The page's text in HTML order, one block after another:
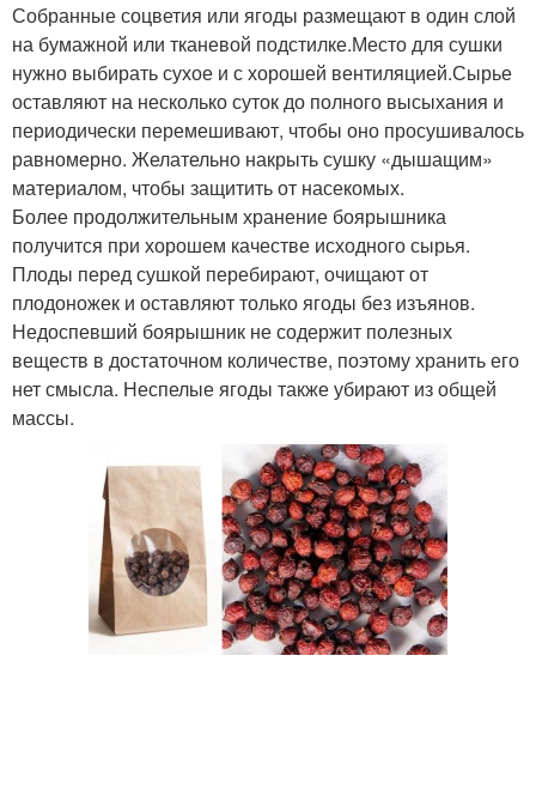
Собранные соцветия или ягоды размещают в один слой
на бумажной или тканевой подстилке.Место для сушки
нужно выбирать сухое и с хорошей вентиляцией.Сырье
оставляют на несколько суток до полного высыхания и
периодически перемешивают, чтобы оно просушивалось
равномерно. Желательно накрыть сушку «дышащим»
материалом, чтобы защитить от насекомых.
Более продолжительным хранение боярышника
получится при хорошем качестве исходного сырья.
Плоды перед сушкой перебирают, очищают от
плодоножек и оставляют только ягоды без изъянов.
Недоспевший боярышник не содержит полезных
веществ в достаточном количестве, поэтому хранить его
нет смысла. Неспелые ягоды также убирают из общей
массы.